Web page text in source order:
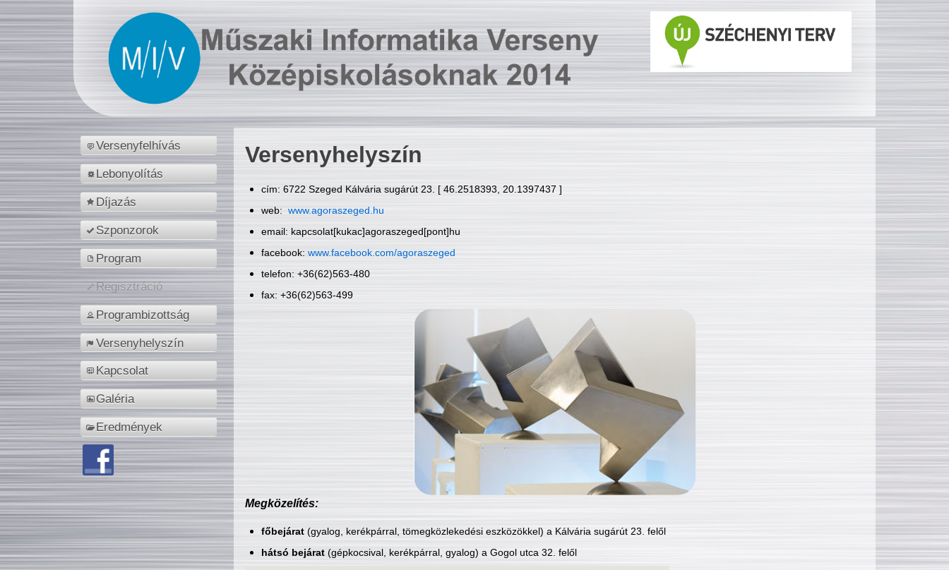
Versenyfelhívás
Lebonyolítás
Díjazás
Szponzorok
Program
Regisztráció
Programbizottság
Versenyhelyszín
Kapcsolat
Galéria
Eredmények
Versenyhelyszín
cím: 6722 Szeged Kálvária sugárút 23. [ 46.2518393, 20.1397437 ]
web: www.agoraszeged.hu
email: kapcsolat[kukac]agoraszeged[pont]hu
facebook: www.facebook.com/agoraszeged
telefon: +36(62)563-480
fax: +36(62)563-499
Megközelítés:
főbejárat(gyalog, kerékpárral, tömegközlekedési eszközökkel) a Kálvária sugárút 23. felől
hátsó bejárat(gépkocsival, kerékpárral, gyalog) a Gogol utca 32. felől